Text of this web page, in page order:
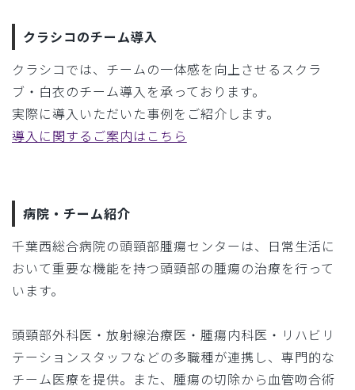
クラシコのチーム導入
クラシコでは、チームの一体感を向上させるスクラ
ブ・白衣のチーム導入を承っております。
実際に導入いただいた事例をご紹介します。
導入に関するご案内はこちら
病院・チーム紹介
千葉西総合病院の頭頸部腫瘍センターは、日常生活に
おいて重要な機能を持つ頭頸部の腫瘍の治療を行って
います。
頭頸部外科医・放射線治療医・腫瘍内科医・リハビリ
テーションスタッフなどの多職種が連携し、専門的な
チーム医療を提供。また、腫瘍の切除から血管吻合術